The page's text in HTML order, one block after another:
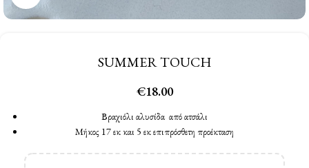
SUMMER TOUCH
€18.00
Βραχιόλι αλυσίδα από ατσάλι
Μήκος 17 εκ και 5 εκ επιπρόσθετη προέκταση